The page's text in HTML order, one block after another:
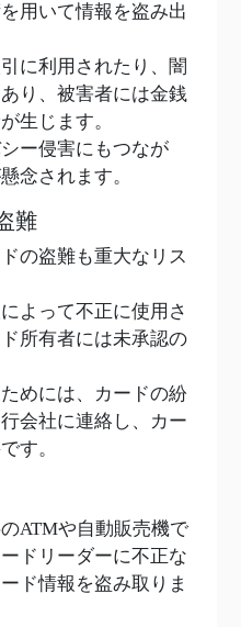
用いて情報を盗み出
に利用されたり、闇
り、被害者には金銭
生じます。
ー侵害にもつなが
念されます。
難
の盗難も重大なリス
よって不正に使用さ
所有者には未承認の
めには、カードの紛
会社に連絡し、カー
す。
ATMや自動販売機で
ドリーダーに不正な
ド情報を盗み取りま